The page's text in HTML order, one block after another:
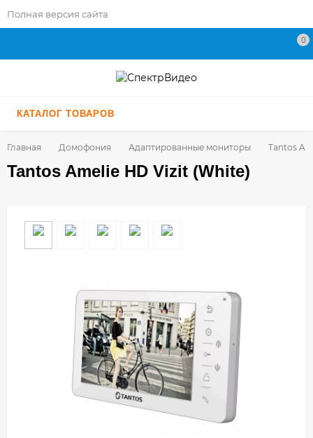
Полная версия сайта
0
КАТАЛОГ ТОВАРОВ
Главная Домофония Адаптированные мониторы Tantos
Tantos Amelie HD Vizit (White)